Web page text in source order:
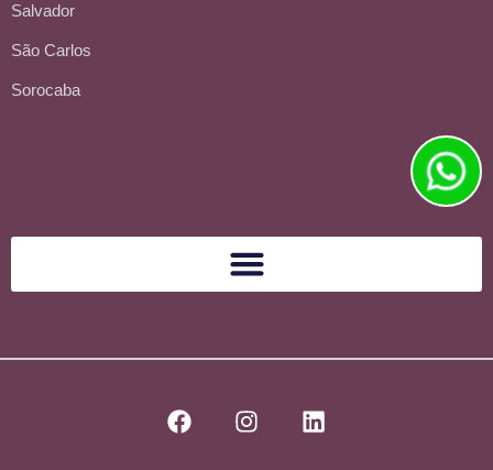
Salvador
São Carlos
Sorocaba